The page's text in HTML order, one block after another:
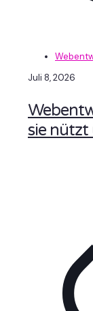
Juli 8, 2026
sie